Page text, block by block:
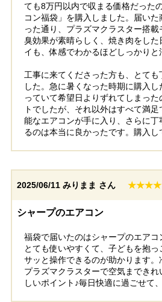
ても8万円以内で収まる価格だった
コン福袋」を購入しました。届い
った通り、プラズマクラスター搭
臭効果が素晴らしく、焼き肉をし
イも、体感でわかるほどしっかりと
工事に来てくださった方も、とて
した。急に暑くなった時期に購入
っていて希望日よりずれてしまっ
トでしたが、それ以外はすべて満
能なエアコンが手に入り、さらに丁
るのは本当に良かったです。購入し
2025/06/11 みりまま さん
シャープのエアコン
福袋で届いたのはシャープのエア
とても使いやすくて、子どもを抱
サッと操作できるのが助かります。
プラズマクラスターで空気までき
しいポイント♪毎日快適に過ごせて